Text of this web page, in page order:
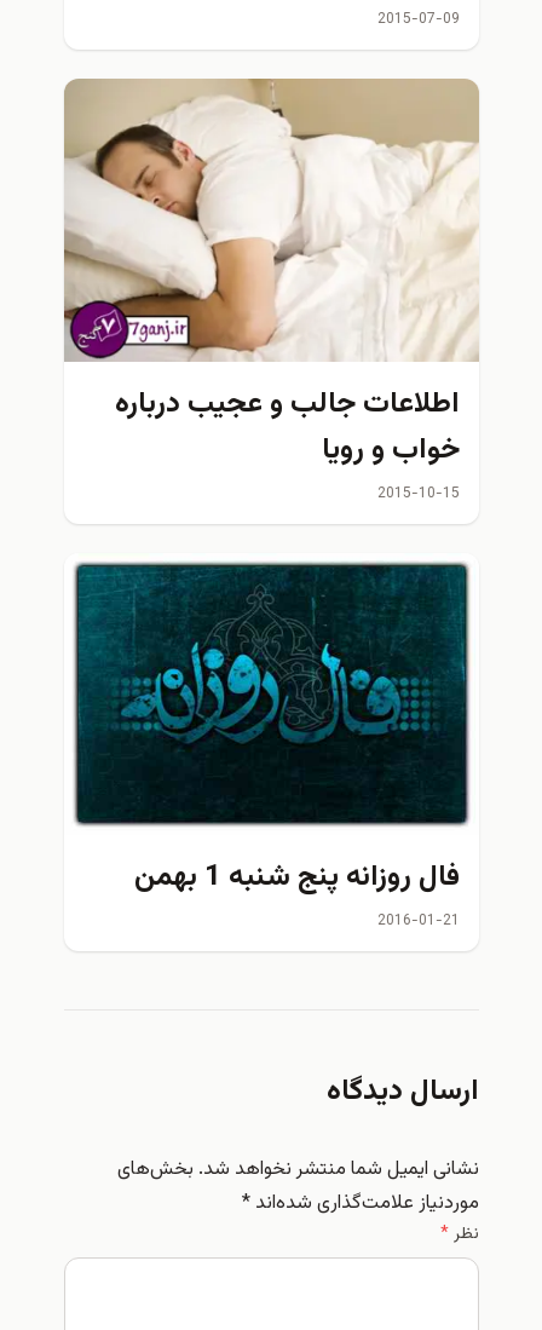
2015-07-09
اطلاعات جالب و عجيب درباره
خواب و رويا
2015-10-15
فال روزانه پنج شنبه 1 بهمن
2016-01-21
ارسال دیدگاه
نشانی ایمیل شما منتشر نخواهد شد. بخش‌های
موردنیاز علامت‌گذاری شده‌اند*
نظر*